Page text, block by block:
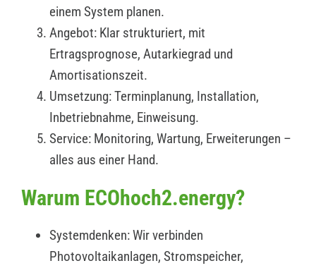
einem System planen.
Angebot: Klar strukturiert, mit
Ertragsprognose, Autarkiegrad und
Amortisationszeit.
Umsetzung: Terminplanung, Installation,
Inbetriebnahme, Einweisung.
Service: Monitoring, Wartung, Erweiterungen –
alles aus einer Hand.
Warum ECOhoch2.energy?
Systemdenken: Wir verbinden
Photovoltaikanlagen, Stromspeicher,